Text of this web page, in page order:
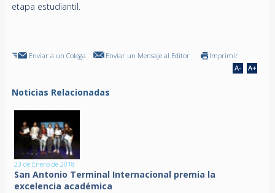
etapa estudiantil.
Enviar a un Colega Enviar un Mensaje al Editor Imprimir
Noticias Relacionadas
23 de Enero de 2018
San Antonio Terminal Internacional premia la
excelencia académica